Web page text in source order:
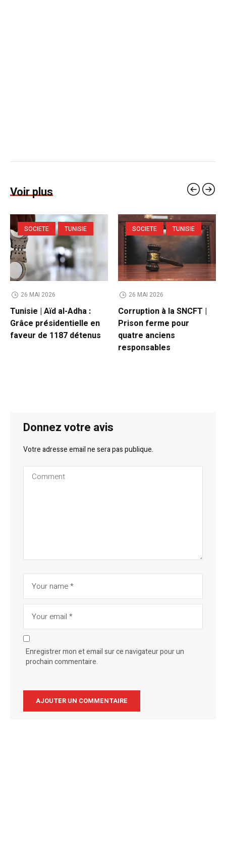
Voir plus
SOCIETE TUNISIE
26 MAI 2026
Tunisie | Aïd al-Adha :
Grâce présidentielle en
faveur de 1187 détenus
SOCIETE TUNISIE
26 MAI 2026
Corruption à la SNCFT |
Prison ferme pour
quatre anciens
responsables
Donnez votre avis
Votre adresse email ne sera pas publique.
Enregistrer mon et email sur ce navigateur pour un
prochain commentaire.